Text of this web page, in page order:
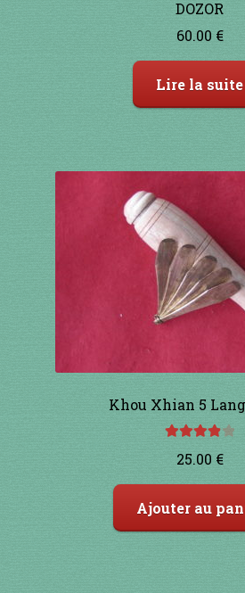
DOZOR
60.00 €
Lire la suite
Khou Xhian 5
25.00 €
Ajouter au